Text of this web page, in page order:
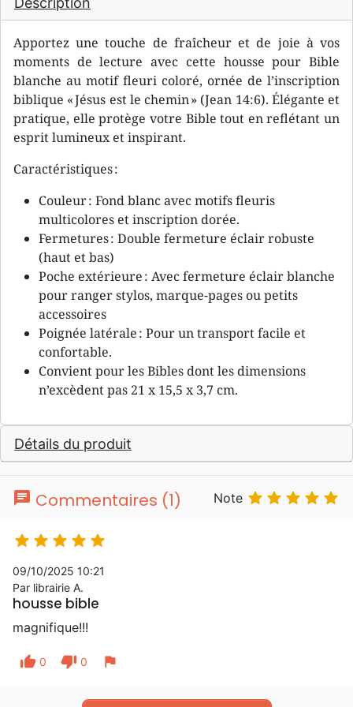
Apportez une touche de fraîcheur et de joie à vos
moments de lecture avec cette housse pour Bible
blanche au motif fleuri coloré, ornée de l’inscription
biblique « Jésus est le chemin » (Jean 14:6). Élégante et
pratique, elle protège votre Bible tout en reflétant un
esprit lumineux et inspirant.
Caractéristiques :
Couleur : Fond blanc avec motifs fleuris
multicolores et inscription dorée.
Fermetures : Double fermeture éclair robuste
(haut et bas)
Poche extérieure : Avec fermeture éclair blanche
pour ranger stylos, marque-pages ou petits
accessoires
Poignée latérale : Pour un transport facile et
confortable.
Convient pour les Bibles dont les dimensions
n’excèdent pas 21 x 15,5 x 3,7 cm.
Détails du produit
chat Commentaires (1) Note     
    
09/10/2025 10:21
Par librairie A.
housse bible
magnifique!!!
thumb_up 0 thumb_down 0 flag